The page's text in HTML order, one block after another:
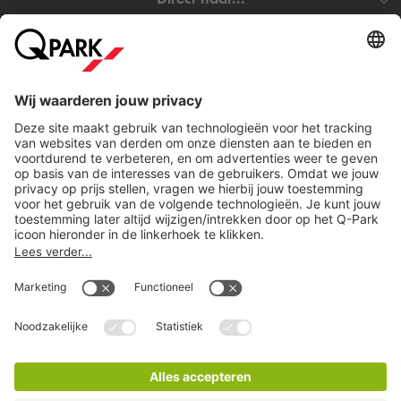
het hart van Rotterdam, gehavend en hol, één die blijft
kloppen in de herinnering. Een monument waar je niet alleen
voorbijloopt, maar waar je even het stadsgevoel kunt voelen
Bezoek je het monument De Verwoeste Stad en wil je
verzekerd zijn van een parkeerplaats? Reserveer dan
eenvoudig online je parkeerplaats bijQ-ParkKoopgoot. Wil
je toch liever ergens anders in Rotterdam parkeren. Bekijk
dan ons complete aanbod vanparkeergarages in Rotterdam
Stad in Rotterdam te parkeren?
BijQ-ParkKoopgoot parkeer je al vanaf
van een parkeerplaats. Je kunt gemakkelijk in- en uitrijden op
basis van je kenteken en je hoeft niet meer langs de
Copyright
Privacy statement
Disclaimer